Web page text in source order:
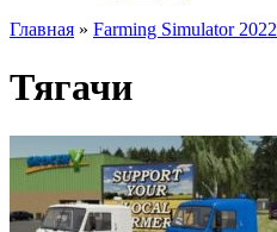
Главная » Farming Simulator 2022
Тягачи